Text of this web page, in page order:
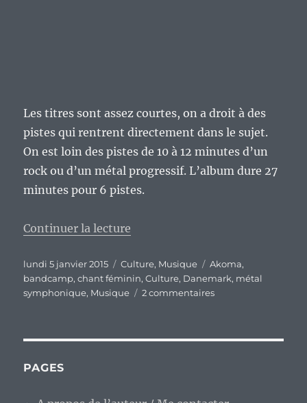
Les titres sont assez courtes, on a droit à des
pistes qui rentrent directement dans le sujet.
On est loin des pistes de 10 à 12 minutes d’un
rock ou d’un métal progressif. L’album dure 27
minutes pour 6 pistes.
Continuer la lecture
Publié
le
lundi 5 janvier 2015 Catégories
Culture, Musique Étiquettes
Akoma,
bandcamp,chant féminin,Culture, Danemark, métal
symphonique, Musique 2 commentairessur
PAGES